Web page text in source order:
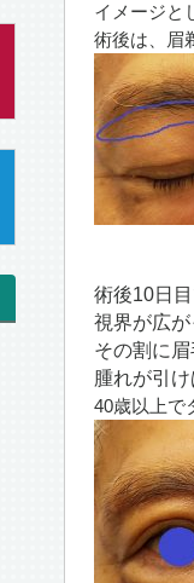
イメージと
術後は、眉
術後10日
視界が広
その割に
腫れが引
40歳以上で